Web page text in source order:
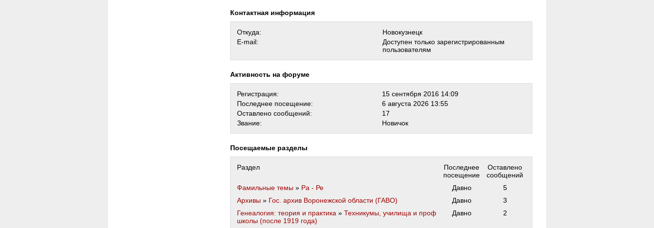
Контактная информация
Откуда:
Новокузнецк
E-mail:
Доступен только зарегистрированным
пользователям
Активность на форуме
Регистрация:
15 сентября 2016 14:09
Последнее посещение:
6 августа 2026 13:55
Оставлено сообщений:
17
Звание:
Новичок
Посещаемые разделы
Раздел
Последнее
посещение
Оставлено
сообщений
Фамильные темы » Ра - Ре Давно
5
Архивы » Гос. архив Воронежской области (ГАВО) Давно
3
Генеалогия: теория и практика » Техникумы, училища и проф
школы (после 1919 года)
Давно 2